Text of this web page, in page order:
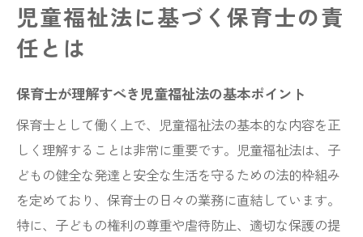
児童福祉法に基づく保育士の責
任とは
保育士が理解すべき児童福祉法の基本ポイント
保育士として働く上で、児童福祉法の基本的な内容を正
しく理解することは非常に重要です。児童福祉法は、子
どもの健全な発達と安全な生活を守るための法的枠組み
を定めており、保育士の日々の業務に直結しています。
特に、子どもの権利の尊重や虐待防止、適切な保護の提